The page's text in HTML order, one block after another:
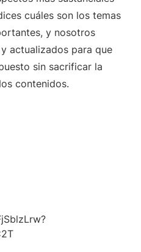
cuáles son los temas
y nosotros
actualizados para que
sin sacrificar la
contenidos.